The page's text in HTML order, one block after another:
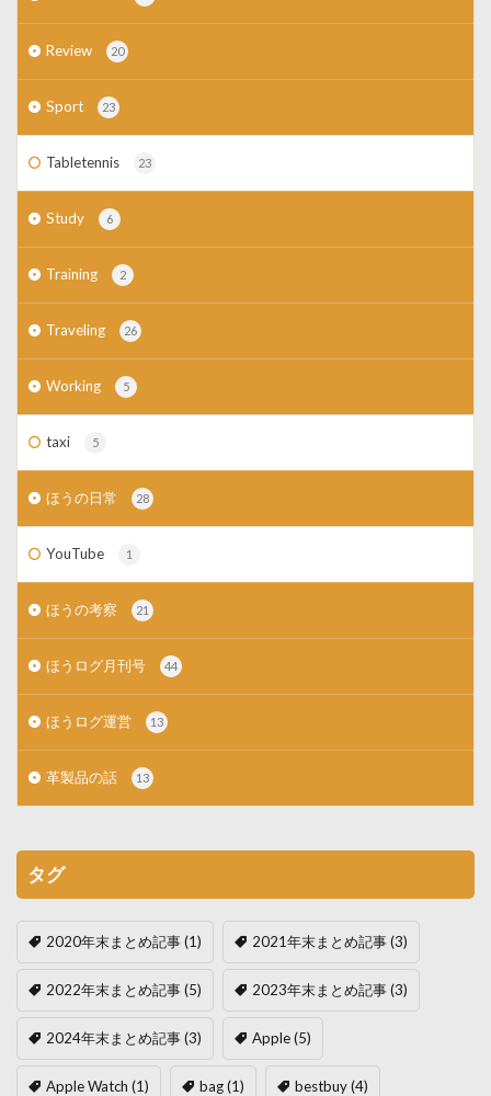
Review 20
Sport 23
Tabletennis 23
Study 6
Training 2
Traveling 26
Working 5
taxi 5
ほうの日常 28
YouTube 1
ほうの考察 21
ほうログ月刊号 44
ほうログ運営 13
革製品の話 13
タグ
2020年末まとめ記事(1) 2021年末まとめ記事(3)
2022年末まとめ記事(5) 2023年末まとめ記事(3)
2024年末まとめ記事(3) Apple(5)
Apple Watch (1) bag(1) bestbuy(4)